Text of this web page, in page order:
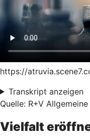
https://
Transkript anzeigen
Quelle: R+V
Vielfalt